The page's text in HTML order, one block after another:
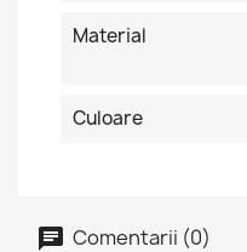
Material
Culoare
Comentarii (0)